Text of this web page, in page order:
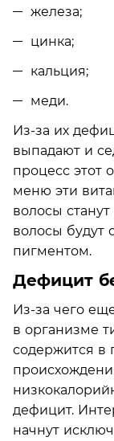
железа;
цинка;
кальция;
меди.
Из-за их
выпадают и
процесс этот
меню эти
волосы
волосы будут
пигментом.
Дефицит
Из-за чего
в организме
содержится в
дефицит.
начнут